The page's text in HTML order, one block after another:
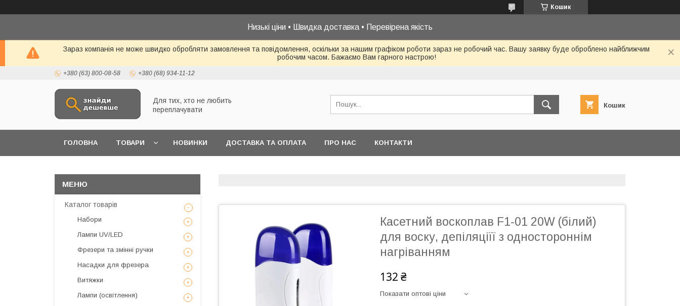
Кошик
Низькі ціни • Швидка доставка • Перевірена якість
Зараз компанія не може швидко обробляти замовлення та повідомлення, оскільки за нашим графіком роботи зараз не робочий час. Вашу заявку буде оброблено найближчим
робочим часом. Бажаємо Вам гарного настрою!
+380 (63) 800-08-58 +380 (68) 934-11-12
Для тих, хто не любить
переплачувати
Кошик
ГОЛОВНА ТОВАРИ НОВИНКИ ДОСТАВКА ТА ОПЛАТА ПРО НАС КОНТАКТИ
Касетний воскоплав F1-01 20W (білий)
для воску, депіляціїї з одностороннім
нагріванням
132 ₴
Показати оптові ціни
Каталог товарів
Набори
Лампи UV/LED
Фрезери та змінні ручки
Насадки для фрезера
Витяжки
Лампи (освітлення)